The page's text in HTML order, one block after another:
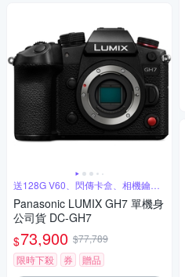
送128G V60、閃傳卡盒、相機鑰匙
圈
Panasonic LUMIX GH7 單機身
公司貨 DC-GH7
$73,900 $77,789
限時下殺
券 贈品